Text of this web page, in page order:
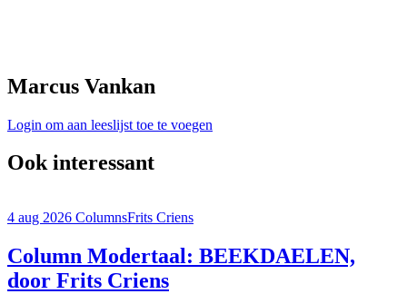
Marcus Vankan
Login om aan leeslijst toe te voegen
Ook interessant
4 aug 2026 ColumnsFrits Criens
Column Modertaal: BEEKDAELEN,
door Frits Criens